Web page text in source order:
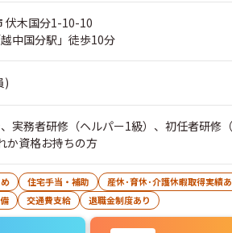
伏木国分1-10-10
中国分駅」徒歩10分
)
実務者研修（ヘルパー1級）、初任者研修
か資格お持ちの方
住宅手当・補助
産休･育休･介護休暇取得実績
交通費支給 退職金制度あり